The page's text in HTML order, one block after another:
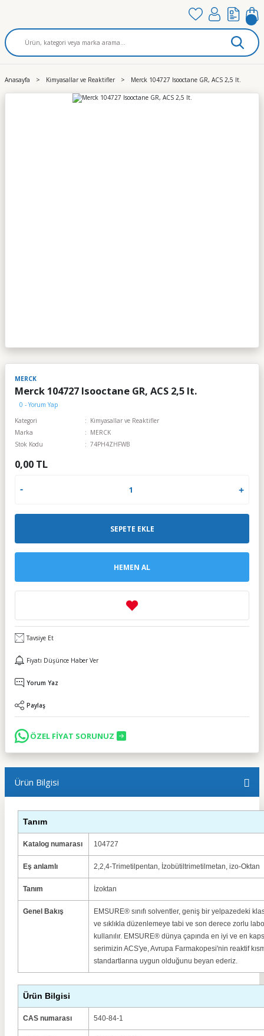
Anasayfa Kimyasallar ve Reaktifler Merck 104727 Isooctane GR, ACS 2,5 lt.
MERCK
Merck 104727 Isooctane GR, ACS 2,5 lt.
0 - Yorum Yap
Kategori
Kimyasallar ve Reaktifler
Marka
MERCK
Stok Kodu
74PH4ZHFWB
0,00 TL
SEPETE EKLE
HEMEN AL
Tavsiye Et
Fiyatı Düşünce Haber Ver
Yorum Yaz
Paylaş
ÖZEL FİYAT SORUNUZ
Ürün Bilgisi
Tanım
Katalog numarası 104727
Eş anlamlı 2,2,4-Trimetilpentan, İzobütiltrimetilmetan, izo-Oktan
Tanım İzoktan
Genel Bakış
EMSURE® sınıfı solventler, geniş bir yelpazedeki
ve sıklıkla düzenlemeye tabi ve son derece zorlu
kullanılır. EMSURE® dünya çapında en iyi ve en
serimizin ACS'ye, Avrupa Farmakopesi'nin reaktif
standartlarına uygun olduğunu beyan ederiz.
Ürün Bilgisi
CAS numarası 540-84-1